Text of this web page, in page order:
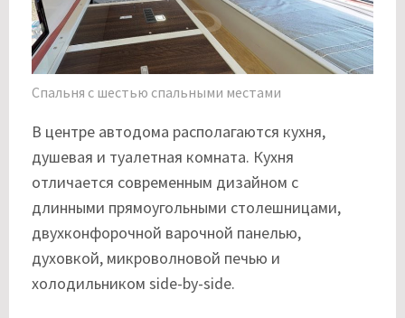
Спальня с шестью спальными местами
В центре автодома располагаются кухня,
душевая и туалетная комната. Кухня
отличается современным дизайном с
длинными прямоугольными столешницами,
двухконфорочной варочной панелью,
духовкой, микроволновой печью и
холодильником side-by-side.